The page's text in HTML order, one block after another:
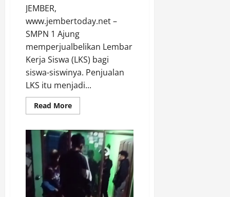
JEMBER,
www.jembertoday.net –
SMPN 1 Ajung
memperjualbelikan Lembar
Kerja Siswa (LKS) bagi
siswa-siswinya. Penjualan
LKS itu menjadi...
Read MoreRead
more
1
AJUNG
Jual
Belikan
LKS,
Jadi
Beban